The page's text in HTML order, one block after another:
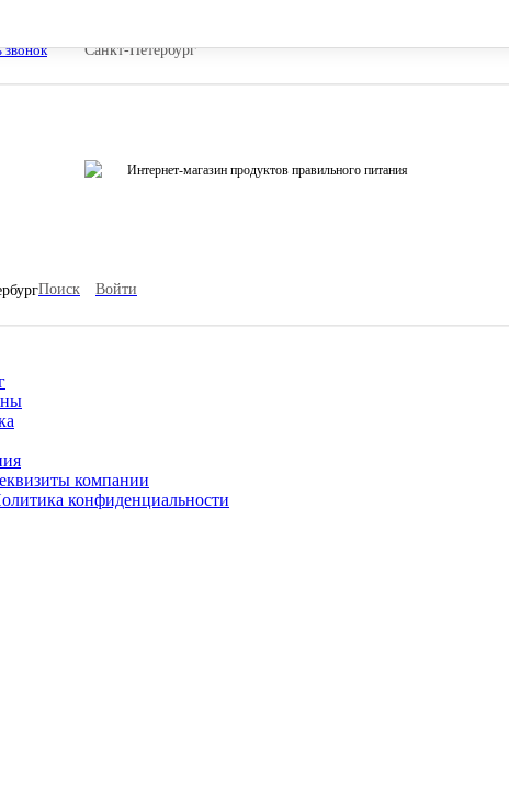
звонок Санкт-Петербург
Интернет-магазин продуктов правильного питания
Поиск Войти
компании
конфиденциальности